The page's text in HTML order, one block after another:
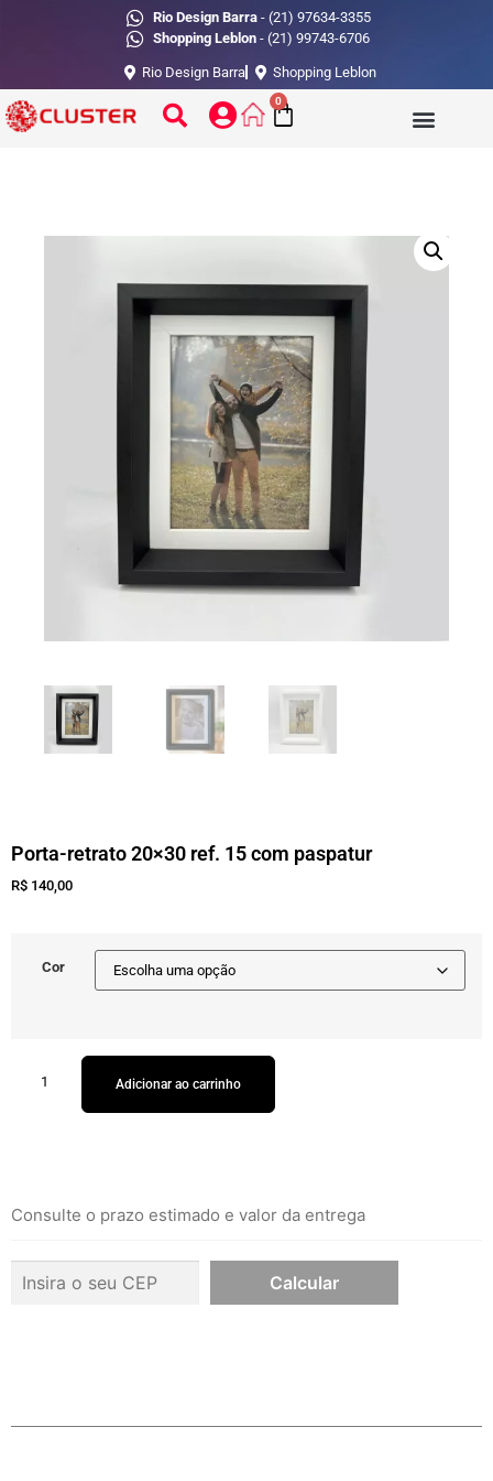
Rio Design Barra- (21) 97634-3355
Shopping Leblon - (21) 99743-6706
Rio Design Barra Shopping Leblon
0
Porta-retrato 20×30 ref. 15 com paspatur
R$ 140,00
Cor
Adicionar ao carrinho
Consulte o prazo estimado e valor da entrega